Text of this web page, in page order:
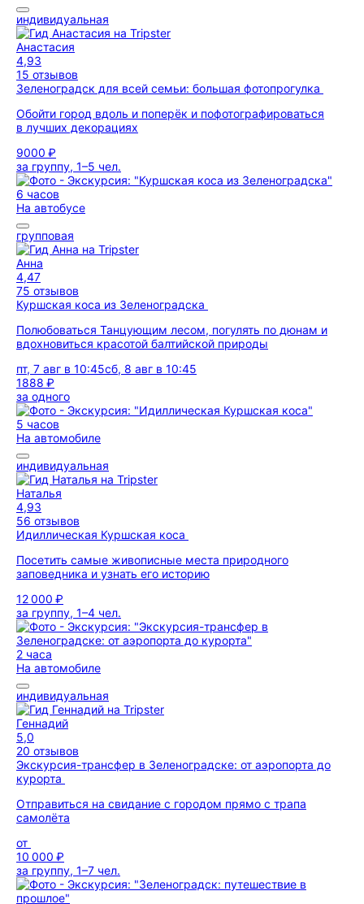
индивидуальная
Анастасия
4,93
15 отзывов
Зеленоградск для всей семьи: большая фотопрогулка
Обойти город вдоль и поперёк и пофотографироваться
в лучших декорациях
9000 ₽
за группу, 1–5 чел.
6 часов
На автобусе
групповая
Анна
4,47
75 отзывов
Куршская коса из Зеленоградска
Полюбоваться Танцующим лесом, погулять по дюнам и
вдохновиться красотой балтийской природы
пт, 7 авг в 10:45сб, 8 авг в 10:45
1888 ₽
за одного
5 часов
На автомобиле
индивидуальная
Наталья
4,93
56 отзывов
Идиллическая Куршская коса
Посетить самые живописные места природного
заповедника и узнать его историю
12 000 ₽
за группу, 1–4 чел.
2 часа
На автомобиле
индивидуальная
Геннадий
5,0
20 отзывов
Экскурсия-трансфер в Зеленоградске: от аэропорта до
курорта
Отправиться на свидание с городом прямо с трапа
самолёта
от
10 000 ₽
за группу, 1–7 чел.